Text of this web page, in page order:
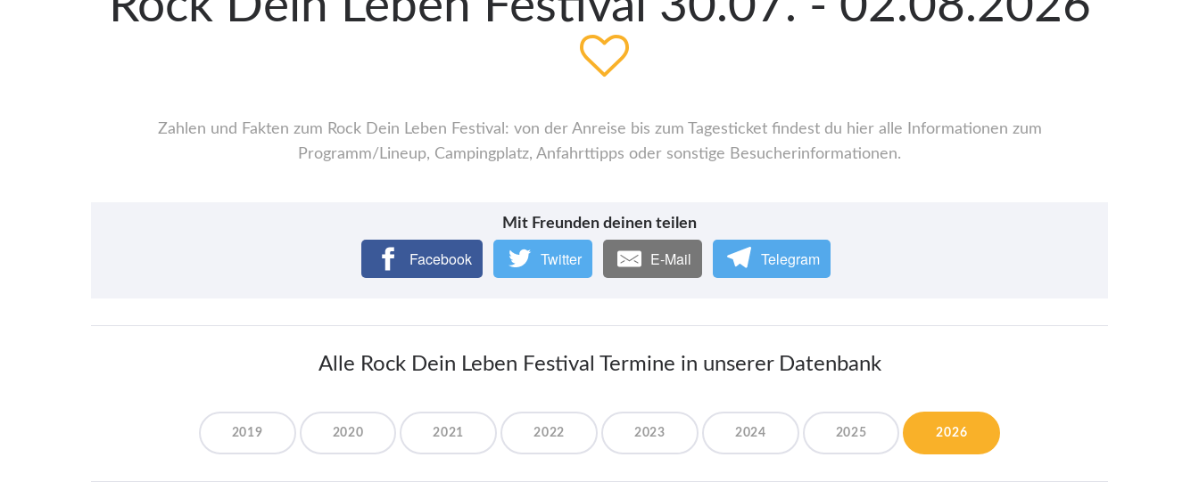
Zahlen und Fakten zum Rock Dein Leben Festival: von der Anreise bis zum Tagesticket findest du hier alle Informationen zum
Programm/Lineup, Campingplatz, Anfahrttipps oder sonstige Besucherinformationen.
Mit Freunden deinen teilen
Facebook Twitter E-Mail Telegram
Alle Rock Dein Leben Festival Termine in unserer Datenbank
2019 2020 2021 2022 2023 2024 2025 2026